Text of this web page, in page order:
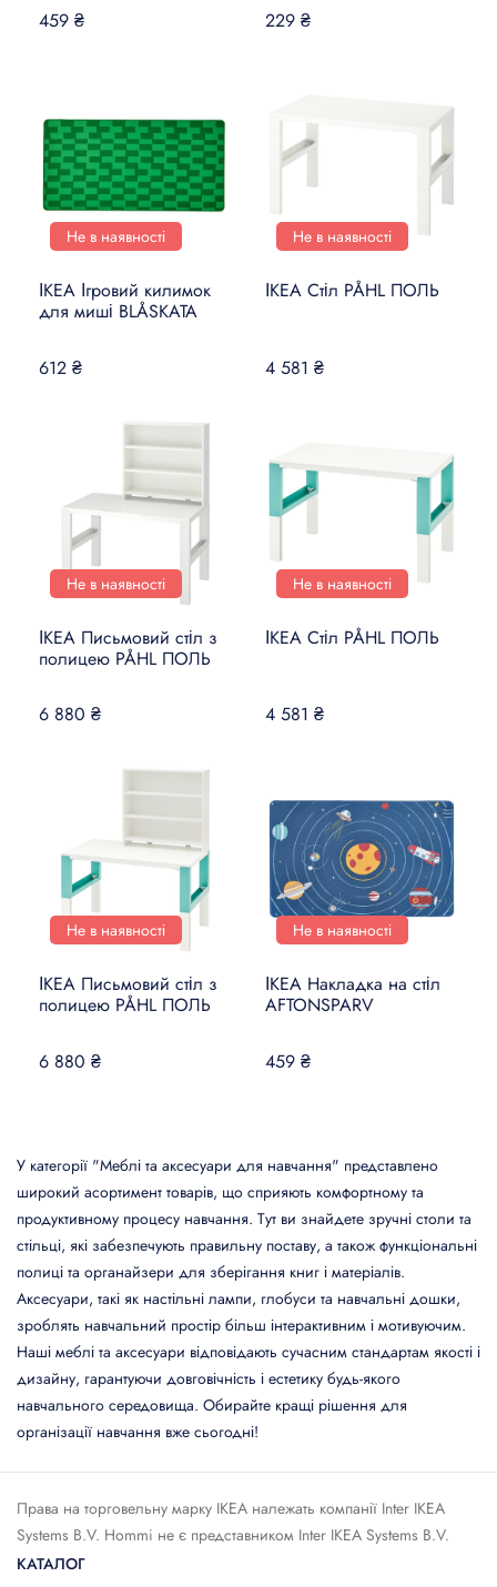
459 ₴
229 ₴
Не в наявності
ІКЕА Ігровий килимок
для миші BLÅSKATA
612 ₴
Не в наявності
ІКЕА Стіл PÅHL ПОЛЬ
4 581 ₴
Не в наявності
ІКЕА Письмовий стіл з
полицею PÅHL ПОЛЬ
6 880 ₴
Не в наявності
ІКЕА Стіл PÅHL ПОЛЬ
4 581 ₴
Не в наявності
ІКЕА Письмовий стіл з
полицею PÅHL ПОЛЬ
6 880 ₴
Не в наявності
ІКЕА Накладка на стіл
AFTONSPARV
459 ₴
У категорії "Меблі та аксесуари для навчання" представлено
широкий асортимент товарів, що сприяють комфортному та
продуктивному процесу навчання. Тут ви знайдете зручні столи та
стільці, які забезпечують правильну поставу, а також функціональні
полиці та органайзери для зберігання книг і матеріалів.
Аксесуари, такі як настільні лампи, глобуси та навчальні дошки,
зроблять навчальний простір більш інтерактивним і мотивуючим.
Наші меблі та аксесуари відповідають сучасним стандартам якості і
дизайну, гарантуючи довговічність і естетику будь-якого
навчального середовища. Обирайте кращі рішення для
організації навчання вже сьогодні!
Права на торговельну марку IКЕА належать компанії Inter IKEA
Systems B.V. Hommi не є представником Inter IKEA Systems B.V.
КАТАЛОГ